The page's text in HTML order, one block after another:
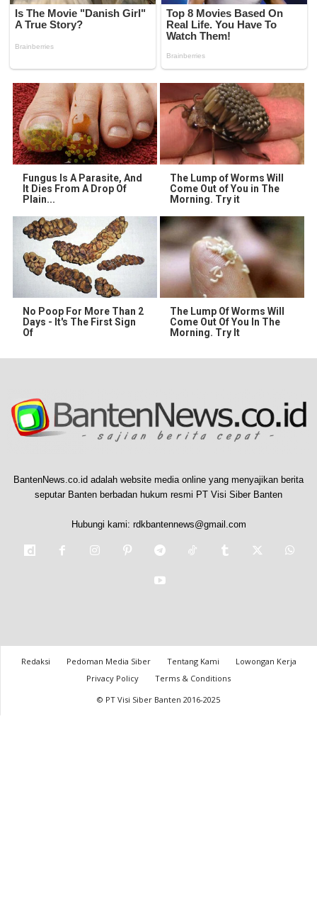
Fungus Is A Parasite, And
It Dies From A Drop Of
Plain...
The Lump of Worms Will
Come Out of You in The
Morning. Try it
No Poop For More Than 2
Days - It's The First Sign
Of
The Lump Of Worms Will
Come Out Of You In The
Morning. Try It
BantenNews.co.id adalah website media online yang menyajikan berita
seputar Banten berbadan hukum resmi PT Visi Siber Banten
Hubungi kami: rdkbantennews@gmail.com
Redaksi Pedoman Media Siber Tentang Kami
Lowongan Kerja
Privacy Policy
Terms & Conditions
© PT Visi Siber Banten 2016-2025